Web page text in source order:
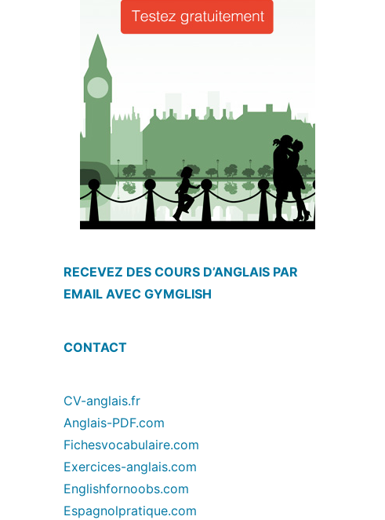
RECEVEZ DES COURS D’ANGLAIS PAR
EMAIL AVEC GYMGLISH
CONTACT
CV-anglais.fr
Anglais-PDF.com
Fichesvocabulaire.com
Exercices-anglais.com
Englishfornoobs.com
Espagnolpratique.com